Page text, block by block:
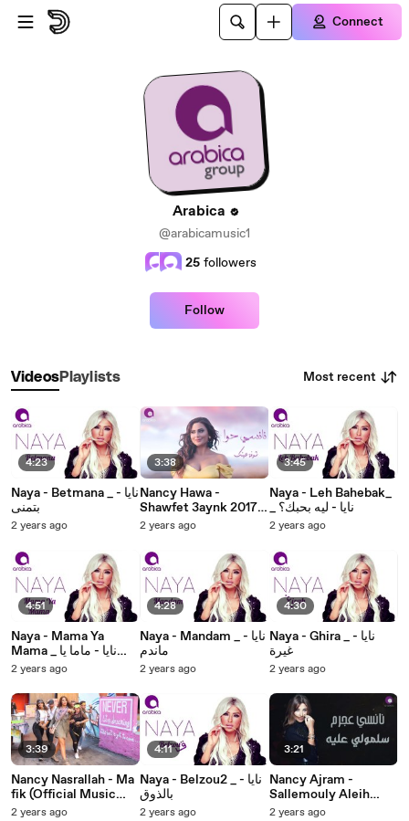
Skip to main content
Connect
Arabica
@arabicamusic1
25 followers
Follow
VideosPlaylists Most recent
4:23
Naya - Betmana _ نايا -
بتمنى
2 years ago
4:51
Naya - Mama Ya
Mama _ نايا - ماما يا
ماما
2 years ago
3:39
Nancy Nasrallah - Ma
fik (Official Music
Video 2017) _ نانسي
2 years ago
3:38
Nancy Hawa -
Shawfet 3aynk 2017 _
نانسي حوا - شوفة عينك
2 years ago
4:28
Naya - Mandam _ نايا -
ماندم
2 years ago
4:11
Naya - Belzou2 _ نايا -
بالذوق
2 years ago
3:45
Naya - Leh Bahebak_
_ نايا - ليه بحبك؟
2 years ago
4:30
Naya - Ghira _ نايا -
غيرة
2 years ago
3:21
Nancy Ajram -
Sallemouly Aleih
(Official Audio) _
2 years ago